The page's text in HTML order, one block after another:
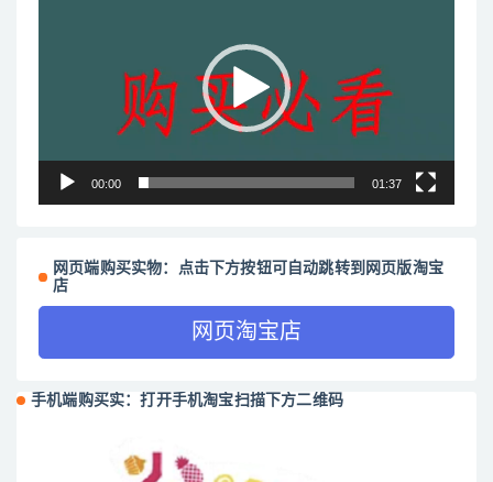
00:00 01:37
网页端购买实物：点击下方按钮可自动跳转到网页版淘宝
店
网页淘宝店
手机端购买实：打开手机淘宝扫描下方二维码